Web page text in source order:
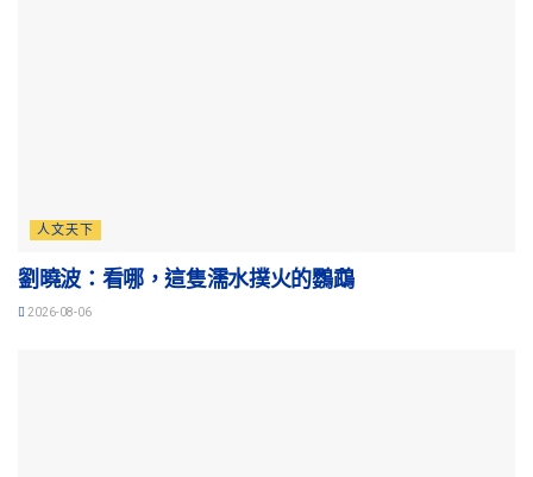
人文天下
劉曉波：看哪，這隻濡水撲火的鸚鵡
2026-08-06